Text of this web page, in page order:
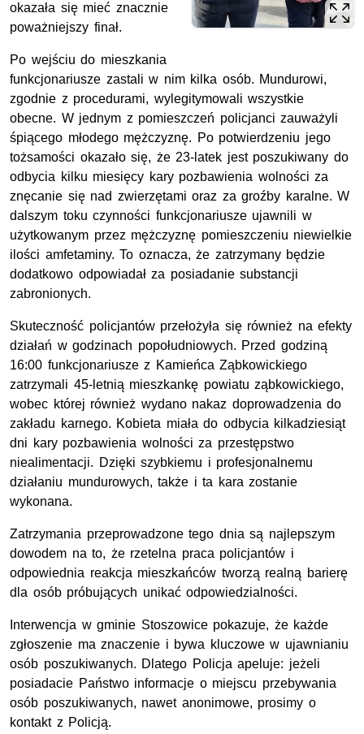
okazała się mieć znacznie
poważniejszy finał.
Po wejściu do mieszkania
funkcjonariusze zastali w nim kilka osób. Mundurowi,
zgodnie z procedurami, wylegitymowali wszystkie
obecne. W jednym z pomieszczeń policjanci zauważyli
śpiącego młodego mężczyznę. Po potwierdzeniu jego
tożsamości okazało się, że 23-latek jest poszukiwany do
odbycia kilku miesięcy kary pozbawienia wolności za
znęcanie się nad zwierzętami oraz za groźby karalne. W
dalszym toku czynności funkcjonariusze ujawnili w
użytkowanym przez mężczyznę pomieszczeniu niewielkie
ilości amfetaminy. To oznacza, że zatrzymany będzie
dodatkowo odpowiadał za posiadanie substancji
zabronionych.
Skuteczność policjantów przełożyła się również na efekty
działań w godzinach popołudniowych. Przed godziną
16:00 funkcjonariusze z Kamieńca Ząbkowickiego
zatrzymali 45-letnią mieszkankę powiatu ząbkowickiego,
wobec której również wydano nakaz doprowadzenia do
zakładu karnego. Kobieta miała do odbycia kilkadziesiąt
dni kary pozbawienia wolności za przestępstwo
niealimentacji. Dzięki szybkiemu i profesjonalnemu
działaniu mundurowych, także i ta kara zostanie
wykonana.
Zatrzymania przeprowadzone tego dnia są najlepszym
dowodem na to, że rzetelna praca policjantów i
odpowiednia reakcja mieszkańców tworzą realną barierę
dla osób próbujących unikać odpowiedzialności.
Interwencja w gminie Stoszowice pokazuje, że każde
zgłoszenie ma znaczenie i bywa kluczowe w ujawnianiu
osób poszukiwanych. Dlatego Policja apeluje: jeżeli
posiadacie Państwo informacje o miejscu przebywania
osób poszukiwanych, nawet anonimowe, prosimy o
kontakt z Policją.